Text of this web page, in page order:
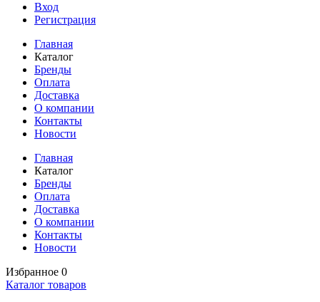
Вход
Регистрация
Главная
Каталог
Бренды
Оплата
Доставка
О компании
Контакты
Новости
Главная
Каталог
Бренды
Оплата
Доставка
О компании
Контакты
Новости
Избранное 0
Каталог товаров